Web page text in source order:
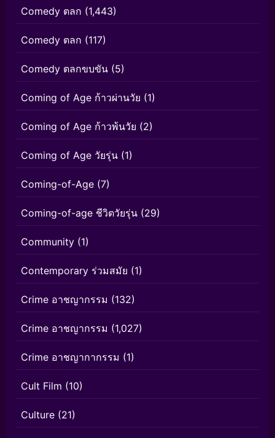
Comedy ตลก (1,443)
Comedy ตลก (117)
Comedy ตลกขบขัน (5)
Coming of Age ก้าวผ่านวัย (1)
Coming of Age ก้าวพ้นวัย (2)
Coming of Age วัยรุ่น (1)
Coming-of-Age (7)
Coming-of-age ชีวิตวัยรุ่น (29)
Community (1)
Contemporary ร่วมสมัย (1)
Crime อาชญากรรม (132)
Crime อาชญากรรม (1,027)
Crime อาชญากากรรม (1)
Cult Film (10)
Culture (21)